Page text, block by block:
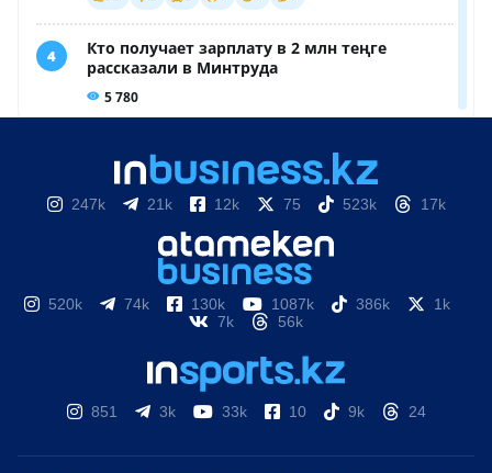
247k 21k 12k 75 523k 17k
520k 74k 130k 1087k 386k
1k
7k
56k
851 3k 33k 10 9k 24